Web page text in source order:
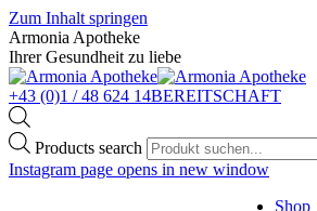
Zum Inhalt springen
Armonia Apotheke
Ihrer Gesundheit zu liebe
+43 (0)1 / 48 624 14BEREITSCHAFT
Products search
Instagram page opens in new window
Shop